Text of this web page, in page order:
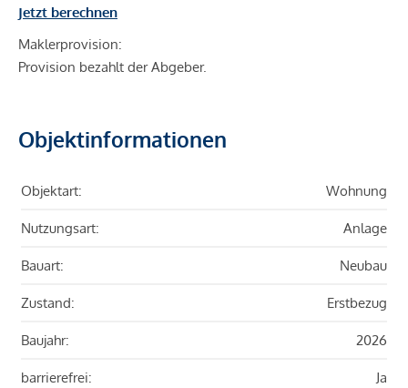
Jetzt berechnen
Maklerprovision:
Provision bezahlt der Abgeber.
Objektinformationen
Objektart: Wohnung
Nutzungsart: Anlage
Bauart: Neubau
Zustand: Erstbezug
Baujahr: 2026
barrierefrei: Ja